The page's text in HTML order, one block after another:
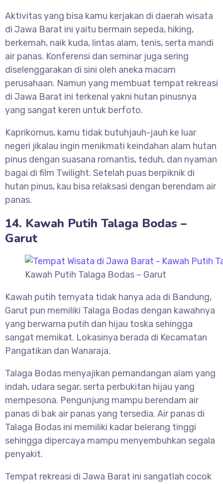
Aktivitas yang bisa kamu kerjakan di daerah wisata
di Jawa Barat ini yaitu bermain sepeda, hiking,
berkemah, naik kuda, lintas alam, tenis, serta mandi
air panas. Konferensi dan seminar juga sering
diselenggarakan di sini oleh aneka macam
perusahaan. Namun yang membuat tempat rekreasi
di Jawa Barat ini terkenal yakni hutan pinusnya
yang sangat keren untuk berfoto.
Kaprikornus, kamu tidak butuhjauh-jauh ke luar
negeri jikalau ingin menikmati keindahan alam hutan
pinus dengan suasana romantis, teduh, dan nyaman
bagai di film Twilight. Setelah puas berpiknik di
hutan pinus, kau bisa relaksasi dengan berendam air
panas.
14. Kawah Putih Talaga Bodas –
Garut
Kawah Putih Talaga Bodas – Garut
Kawah putih ternyata tidak hanya ada di Bandung,
Garut pun memiliki Talaga Bodas dengan kawahnya
yang berwarna putih dan hijau toska sehingga
sangat memikat. Lokasinya berada di Kecamatan
Pangatikan dan Wanaraja.
Talaga Bodas menyajikan pemandangan alam yang
indah, udara segar, serta perbukitan hijau yang
mempesona. Pengunjung mampu berendam air
panas di bak air panas yang tersedia. Air panas di
Talaga Bodas ini memiliki kadar belerang tinggi
sehingga dipercaya mampu menyembuhkan segala
penyakit.
Tempat rekreasi di Jawa Barat ini sangatlah cocok